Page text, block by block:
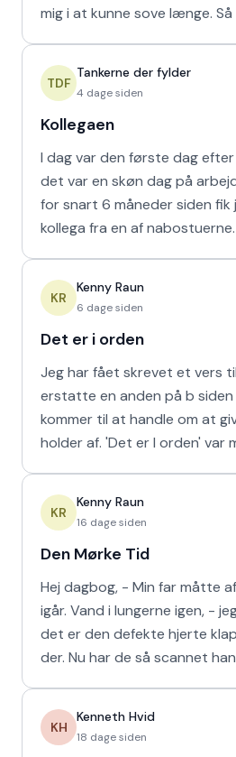
mig i at kunne sove længe.
TDF
Tankerne der fylder
4 dage siden
Kollegaen
I dag var den første dag efter
det var en skøn dag på arbejdet. Da jeg
for snart 6 måneder siden fik
kollega fra en af
KR
Kenny Raun
6 dage siden
Det er i orden
Jeg har fået skrevet et vers
erstatte en anden på b siden af
kommer til at handle om at
holder af. 'Det er I orden' var
KR
Kenny Raun
16 dage siden
Den Mørke Tid
Hej dagbog, - Min far måtte
igår. Vand i lungerne igen, -
det er den defekte hjerte
der. Nu har de så scannet
KH
Kenneth Hvid
18 dage siden